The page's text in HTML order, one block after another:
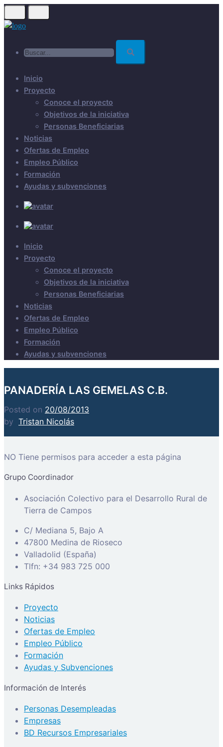
Skip
to
Inicio
Proyecto
Conoce el proyecto
Objetivos de la iniciativa
Personas Beneficiarias
Noticias
Ofertas de Empleo
Empleo Público
Formación
Ayudas y subvenciones
Inicio
Proyecto
Conoce el proyecto
Objetivos de la iniciativa
Personas Beneficiarias
Noticias
Ofertas de Empleo
Empleo Público
Formación
Ayudas y subvenciones
PANADERÍA LAS GEMELAS C.B.
Posted on 20/08/2013
by Tristan Nicolás
NO Tiene permisos para acceder a esta página
Grupo Coordinador
Asociación Colectivo para el Desarrollo Rural de
Tierra de Campos
C/ Mediana 5, Bajo A
47800 Medina de Rioseco
Valladolid (España)
Tlfn: +34 983 725 000
Links Rápidos
Proyecto
Noticias
Ofertas de Empleo
Empleo Público
Formación
Ayudas y Subvenciones
Información de Interés
Personas Desempleadas
Empresas
BD Recursos Empresariales